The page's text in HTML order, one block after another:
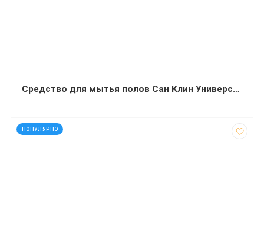
Средство для мытья полов Сан Клин Универсал-2000 (5 литров)
ПОПУЛЯРНО
код: 35340